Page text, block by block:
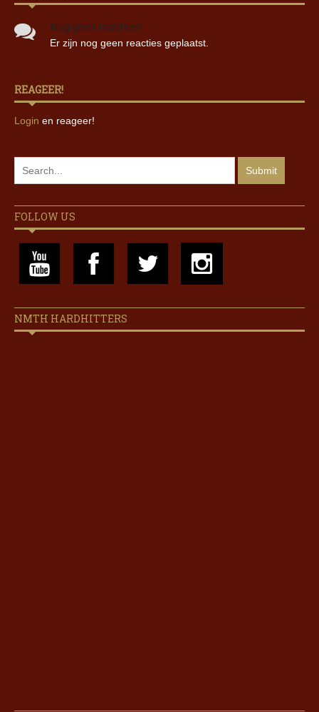
Nog geen reacties!
Er zijn nog geen reacties geplaatst.
REAGEER!
Login en reageer!
FOLLOW US
NMTH HARDHITTERS